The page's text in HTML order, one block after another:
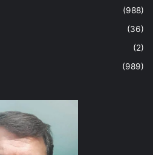
(988)
(36)
(2)
(989)